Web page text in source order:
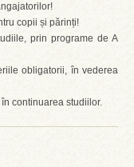
copii și părinți!
prin programe de A
obligatorii, în vederea
continuarea studiilor.